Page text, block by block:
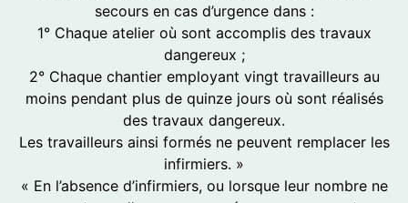
secours en cas d’urgence dans :
1° Chaque atelier où sont accomplis des travaux
dangereux ;
2° Chaque chantier employant vingt travailleurs au
moins pendant plus de quinze jours où sont réalisés
des travaux dangereux.
Les travailleurs ainsi formés ne peuvent remplacer les
infirmiers. »
« En l’absence d’infirmiers, ou lorsque leur nombre ne